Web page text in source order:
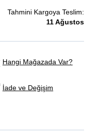
Tahmini Kargoya Teslim:
11 Ağustos
Hangi Mağazada Var?
İade ve Değişim